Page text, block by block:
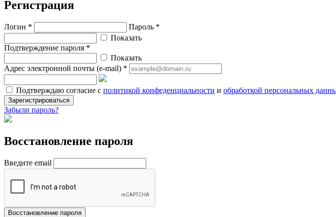
Регистрация
Логин *
Пароль *
Показать
Подтверждение пароля *
Показать
Адрес электронной почты (e-mail) *
Подтверждаю согласие с политикой конфеденциальности и обработкой персональных
Зарегистрироваться
Забыли пароль?
Восстановление пароля
Введите email
Восстановление пароля